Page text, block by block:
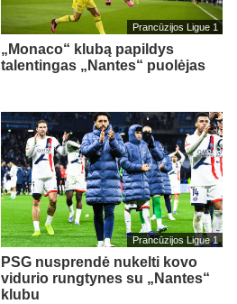
Prancūzijos Ligue 1
„Monaco“ klubą papildys
talentingas „Nantes“ puolėjas
Prancūzijos Ligue 1
PSG nusprendė nukelti kovo
vidurio rungtynes su „Nantes“
klubu